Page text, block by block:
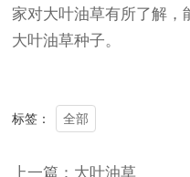
家对大叶油草有所了解，
大叶油草种子。
标签： 全部
上一篇：大叶油草